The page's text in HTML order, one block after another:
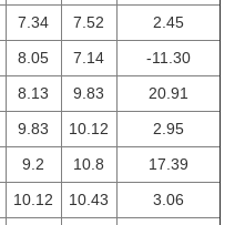
7.34 7.52
2.45
8.05 7.14
-11.30
8.13 9.83
20.91
9.83 10.12
2.95
9.2 10.8
17.39
10.12 10.43
3.06